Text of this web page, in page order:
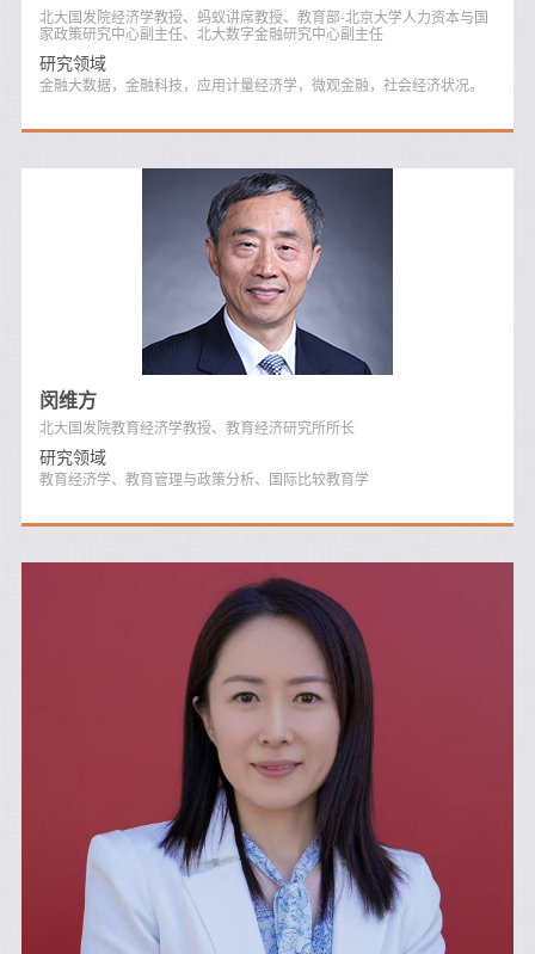
北大国发院经济学教授、蚂蚁讲席教授、教育部-北京大学人力资本与国
家政策研究中心副主任、北大数字金融研究中心副主任
研究领域
金融大数据，金融科技，应用计量经济学，微观金融，社会经济状况。
闵维方
北大国发院教育经济学教授、教育经济研究所所长
研究领域
教育经济学、教育管理与政策分析、国际比较教育学